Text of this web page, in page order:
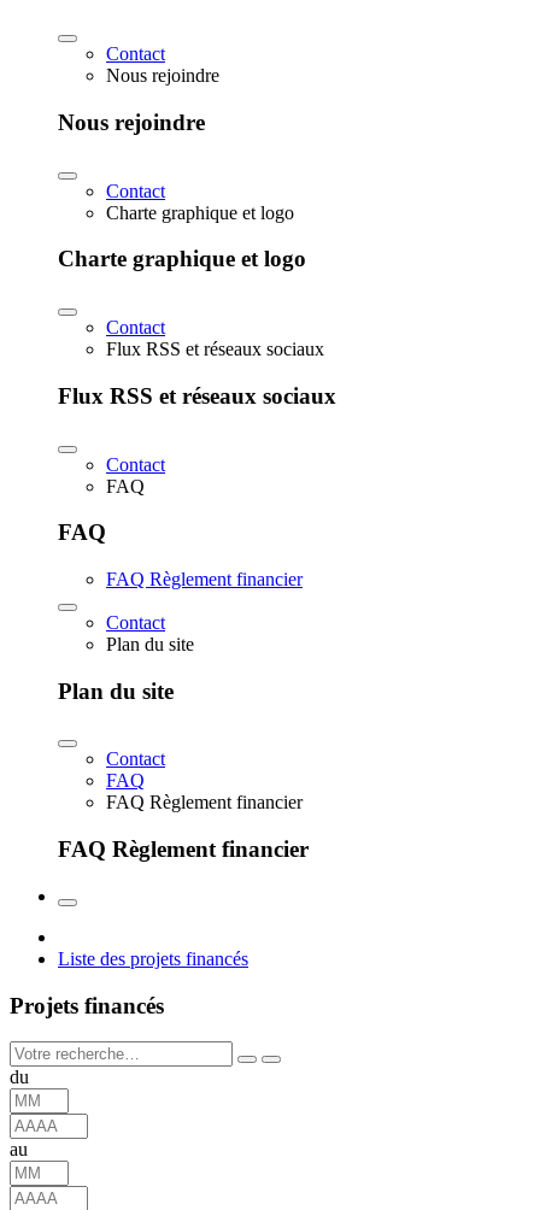
Contact
Nous rejoindre
Nous rejoindre
Contact
Charte graphique et logo
Charte graphique et logo
Contact
Flux RSS et réseaux sociaux
Flux RSS et réseaux sociaux
Contact
FAQ
FAQ
FAQ Règlement financier
Contact
Plan du site
Plan du site
Contact
FAQ
FAQ Règlement financier
FAQ Règlement financier
Liste des projets financés
Projets financés
du
au